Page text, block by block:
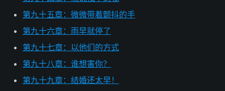
第九十五章：微微带着颤抖的手
第九十六章：雨早就停了
第九十七章：以他们的方式
第九十八章：谁想害你？
第九十九章：结婚还太早！